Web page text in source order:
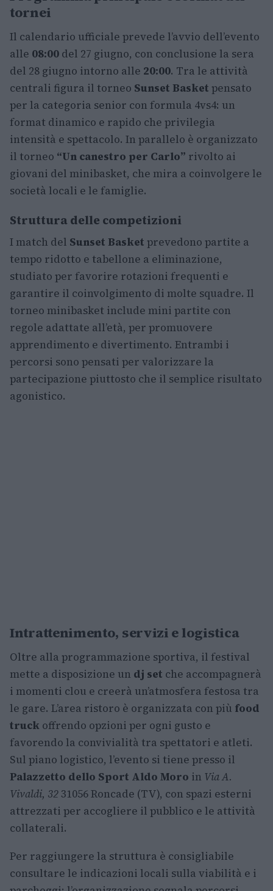
tornei
Il calendario ufficiale prevede l’avvio dell’evento
alle 08:00 del 27 giugno, con conclusione la sera
del 28 giugno intorno alle 20:00. Tra le attività
centrali figura il torneo Sunset Basket pensato
per la categoria senior con formula 4vs4: un
format dinamico e rapido che privilegia
intensità e spettacolo. In parallelo è organizzato
il torneo “Un canestro per Carlo” rivolto ai
giovani del minibasket, che mira a coinvolgere le
società locali e le famiglie.
Struttura delle competizioni
I match del Sunset Basket prevedono partite a
tempo ridotto e tabellone a eliminazione,
studiato per favorire rotazioni frequenti e
garantire il coinvolgimento di molte squadre. Il
torneo minibasket include mini partite con
regole adattate all’età, per promuovere
apprendimento e divertimento. Entrambi i
percorsi sono pensati per valorizzare la
partecipazione piuttosto che il semplice risultato
agonistico.
Intrattenimento, servizi e logistica
Oltre alla programmazione sportiva, il festival
mette a disposizione un dj set che accompagnerà
i momenti clou e creerà un’atmosfera festosa tra
le gare. L’area ristoro è organizzata con più food
truck offrendo opzioni per ogni gusto e
favorendo la convivialità tra spettatori e atleti.
Sul piano logistico, l’evento si tiene presso il
Palazzetto dello Sport Aldo Moro in Via A.
Vivaldi, 3231056 Roncade (TV), con spazi esterni
attrezzati per accogliere il pubblico e le attività
collaterali.
Per raggiungere la struttura è consigliabile
consultare le indicazioni locali sulla viabilità e i